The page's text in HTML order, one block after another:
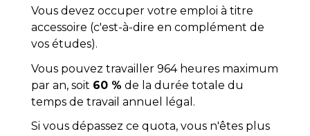
Vous devez occuper votre emploi à titre
accessoire (c'est-à-dire en complément de
vos études).
Vous pouvez travailler 964 heures maximum
par an, soit 60 % de la durée totale du
temps de travail annuel légal.
Si vous dépassez ce quota, vous n'êtes plus